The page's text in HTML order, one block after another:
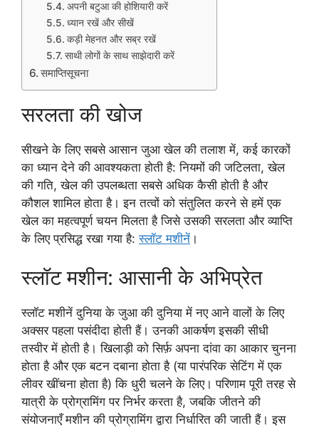
अपनी बटुआ की होशियारी करें
ध्यान रखें और सीखें
कड़ी मेहनत और सब्र रखें
साथी लोगों के साथ साझेदारी करें
समाप्तिसूचना
सरलता की खोज
सीखने के लिए सबसे आसान जुआ खेल की तलाश में, कई कारकों
का ध्यान देने की आवश्यकता होती है: नियमों की जटिलता, खेल
की गति, खेल की उपलब्धता सबसे अधिक कैसी होती है और
कौशल शामिल होता है। इन तत्वों को संतुलित करने से हमें एक
खेल का महत्वपूर्ण चयन मिलता है जिसे उसकी सरलता और व्याप्ति
के लिए प्रसिद्ध रखा गया है:स्लॉट मशीनें ।
स्लॉट मशीन: आसानी के अभिप्रेत
स्लॉट मशीनें दुनिया के जुआ की दुनिया में नए आने वालों के लिए
अक्सर पहला पसंदीदा होती हैं। उनकी आकर्षण इसकी सीधी
तस्वीर में होती है। खिलाड़ी को सिर्फ़ अपना दांवा का आकार चुनना
होता है और एक बटन दबाना होता है (या पारंपरिक सेटिंग में एक
लीवर खींचना होता है) कि धुरी चलने के लिए। परिणाम पूरी तरह से
यात्री के प्रोग्रामिंग पर निर्भर करता है, जबकि जीतने की
संयोजनाएँ मशीन की प्रोग्रामिंग द्वारा निर्धारित की जाती हैं। इस